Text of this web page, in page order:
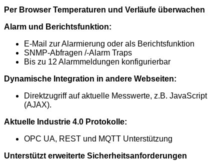
Per Browser Temperaturen und Verläufe überwachen
Alarm und Berichtsfunktion:
E-Mail zur Alarmierung oder als Berichtsfunktion
SNMP-Abfragen /-Alarm Traps
Bis zu 12 Alarmmeldungen konfigurierbar
Dynamische Integration in andere Webseiten:
Direktzugriff auf aktuelle Messwerte, z.B. JavaScript
(AJAX).
Aktuelle Industrie 4.0 Protokolle:
OPC UA, REST und MQTT Unterstützung
Unterstützt erweiterte Sicherheitsanforderungen